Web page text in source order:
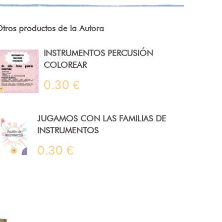
productos de la Autora
INSTRUMENTOS PERCUSIÓN
COLOREAR
0.30 €
JUGAMOS CON LAS FAMILIAS DE
INSTRUMENTOS
0.30 €